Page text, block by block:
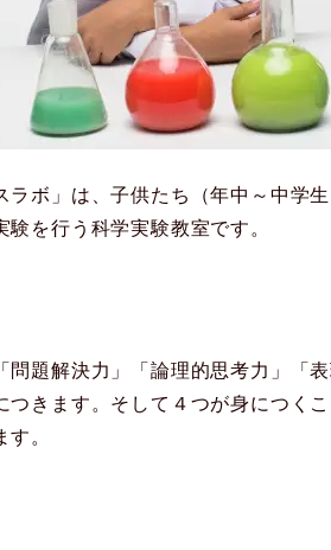
ラボ」は、子供たち（年中～中学
験を行う科学実験教室です。
問題解決力」「論理的思考力」「
つきます。そして４つが身につく
。